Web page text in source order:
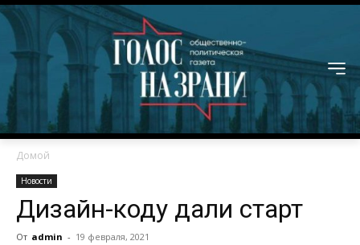
Домой
Новости
Дизайн-коду дали старт
От admin - 19 февраля, 2021